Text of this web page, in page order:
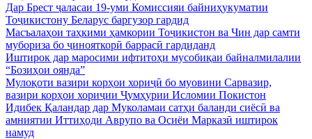
Дар Брест ҷаласаи 19-уми Комиссияи байниҳукуматии
Тоҷикистону Беларус баргузор гардид
Масъалаҳои таҳкими ҳамкории Тоҷикистон ва Чин дар самти
мубориза бо ҷинояткорӣ баррасӣ гардиданд
Иштирок дар маросими ифтитоҳи мусобиқаи байналмилалии
“Бозиҳои оянда”
Мулоқоти вазири корҳои хориҷӣ бо муовини Сарвазир,
вазири корҳои хориҷии Ҷумҳурии Исломии Покистон
Идибек Қаландар дар Муколамаи сатҳи баланди сиёсӣ ва
амниятии Иттиҳоди Аврупо ва Осиёи Марказӣ иштирок
намуд